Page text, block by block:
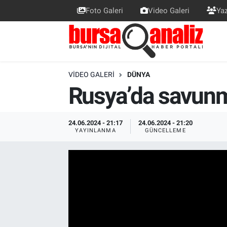
Foto Galeri Video Galeri
VIDEO GALERI DÜNYA
Rusya’da
24.06.2024 - 21:17
YAYINLANMA
24.06.2024 - 21:20
GÜNCELLEME
TEKNOLOJİ
Nöbetçi Eczaneler
Trafik Durumu